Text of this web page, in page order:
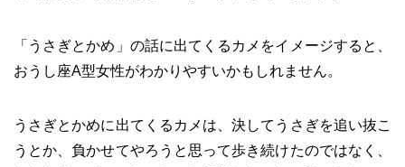
「うさぎとかめ」の話に出てくるカメをイメージすると、
おうし座A型女性がわかりやすいかもしれません。
うさぎとかめに出てくるカメは、決してうさぎを追い抜こ
うとか、負かせてやろうと思って歩き続けたのではなく、